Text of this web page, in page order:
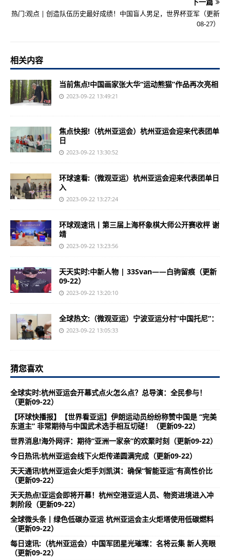
热门:观点 | 创造队伍历史最好成绩！中国盲人男足，世界杯亚军（更新
08-27）
相关内容
当前焦点!中国画家张大华“运动熊猫”作品再次亮相
2023-09-22 13:49:21
焦点快报!（杭州亚运会）杭州亚运会迎来代表团单
日
2023-09-22 13:30:52
环球速看:（微观亚运）杭州亚运会迎来代表团单日
入
2023-09-22 13:27:24
环球观速讯丨第三届上海杯象棋大师公开赛收枰 谢
靖
2023-09-22 13:23:56
天天实时:中新人物 | 33Svan——白驹留痕（更新
09-22）
2023-09-22 13:20:10
全球热文:（微观亚运）宁波亚运分村“中国托尼”：
2023-09-22 13:05:33
猜您喜欢
全球实时:杭州亚运会开幕式点火怎么点？总导演：全民参与！
（更新09-22）
【环球快播报】【世界看亚运】伊朗运动员纷纷称赞中国是 “完美
东道主” 非常期待与中国武术选手相互切磋！（更新09-22）
世界消息!海外网评：期待“亚洲一家亲”的欢聚时刻（更新09-22）
今日热讯:杭州亚运会线下火炬传递圆满完成（更新09-22）
天天通讯!杭州亚运会火炬手刘凯淇：确保“智能亚运”有高性价比
（更新09-22）
天天热点!亚运会即将开幕！杭州空港亚运人员、物资进境进入冲
刺阶段（更新09-22）
全球微头条丨绿色低碳办亚运 杭州亚运会主火炬塔使用低碳燃料
（更新09-22）
每日速讯:（杭州亚运会）中国军团星光璀璨：名将云集 新人亮眼
（更新09-22）